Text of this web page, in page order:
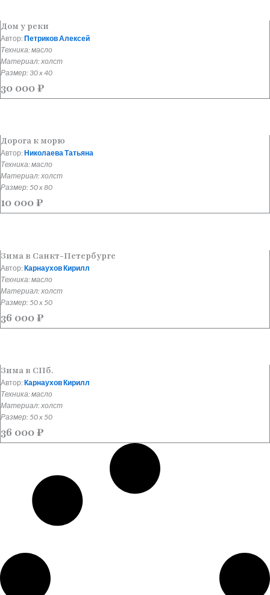
Дом у реки
Автор: Петриков Алексей
Техника: масло
Материал: холст
Размер: 30 x 40
30 000₽
Дорога к морю
Автор: Николаева Татьяна
Техника: масло
Материал: холст
Размер: 50 x 80
10 000₽
Зима в Санкт-Петербурге
Автор: Карнаухов Кирилл
Техника: масло
Материал: холст
Размер: 50 x 50
36 000₽
Зима в СПб.
Автор: Карнаухов Кирилл
Техника: масло
Материал: холст
Размер: 50 x 50
36 000₽